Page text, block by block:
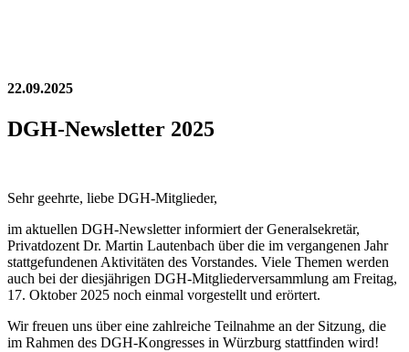
22.09.2025
DGH-Newsletter 2025
Sehr geehrte, liebe DGH-Mitglieder,
im aktuellen DGH-Newsletter informiert der Generalsekretär,
Privatdozent Dr. Martin Lautenbach über die im vergangenen Jahr
stattgefundenen Aktivitäten des Vorstandes. Viele Themen werden
auch bei der diesjährigen DGH-Mitgliederversammlung am Freitag,
17. Oktober 2025 noch einmal vorgestellt und erörtert.
Wir freuen uns über eine zahlreiche Teilnahme an der Sitzung, die
im Rahmen des DGH-Kongresses in Würzburg stattfinden wird!